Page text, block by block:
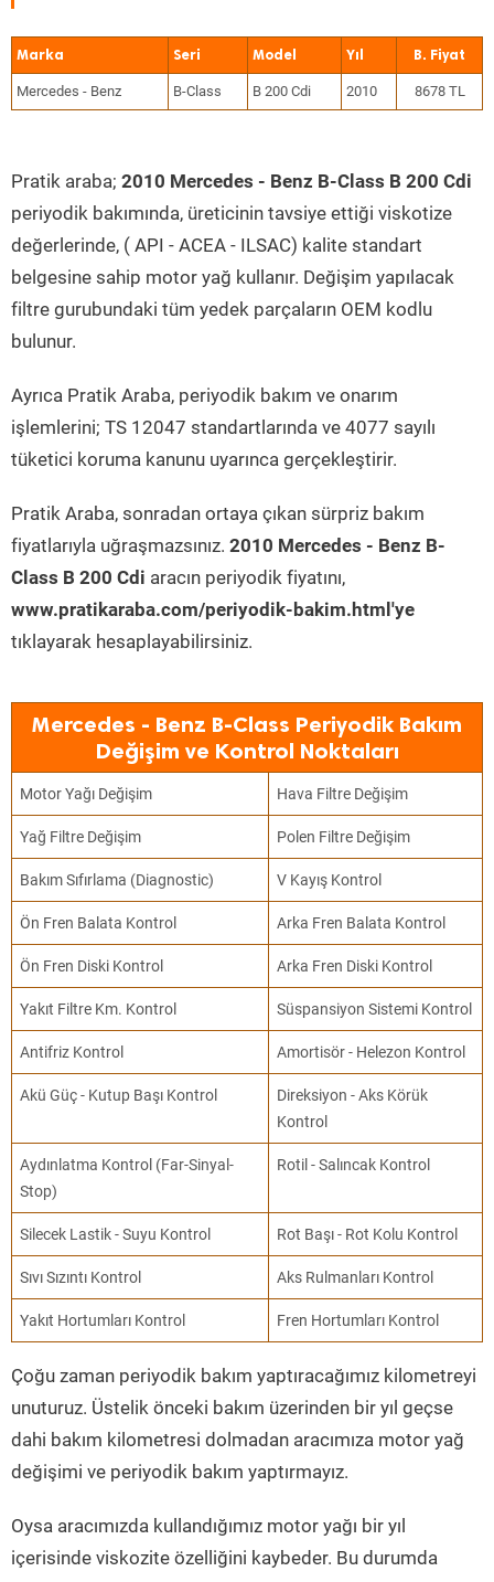
Marka Seri Model Yıl
Mercedes - Benz B-Class B 200 Cdi 2010 8678 TL
Pratik araba; 2010 Mercedes - Benz B-Class B 200 Cdi
periyodik bakımında, üreticinin tavsiye ettiği viskotize
değerlerinde, ( API - ACEA - ILSAC) kalite standart
belgesine sahip motor yağ kullanır. Değişim yapılacak
filtre gurubundaki tüm yedek parçaların OEM kodlu
bulunur.
Ayrıca Pratik Araba, periyodik bakım ve onarım
işlemlerini; TS 12047 standartlarında ve 4077 sayılı
tüketici koruma kanunu uyarınca gerçekleştirir.
Pratik Araba, sonradan ortaya çıkan sürpriz bakım
fiyatlarıyla uğraşmazsınız. 2010 Mercedes - Benz B-
Class B 200 Cdi aracın periyodik fiyatını,
www.pratikaraba.com/periyodik-bakim.html'ye
tıklayarak hesaplayabilirsiniz.
Mercedes - Benz B-Class Periyodik Bakım
Değişim ve Kontrol Noktaları
Motor Yağı Değişim Hava Filtre Değişim
Yağ Filtre Değişim Polen Filtre Değişim
Bakım Sıfırlama (Diagnostic) V Kayış Kontrol
Ön Fren Balata Kontrol Arka Fren Balata Kontrol
Ön Fren Diski Kontrol Arka Fren Diski Kontrol
Yakıt Filtre Km. Kontrol Süspansiyon Sistemi Kontrol
Antifriz Kontrol Amortisör - Helezon Kontrol
Akü Güç - Kutup Başı Kontrol
Direksiyon - Aks Körük
Kontrol
Aydınlatma Kontrol (Far-Sinyal-
Stop)
Rotil - Salıncak Kontrol
Silecek Lastik - Suyu Kontrol Rot Başı - Rot Kolu Kontrol
Sıvı Sızıntı Kontrol Aks Rulmanları Kontrol
Yakıt Hortumları Kontrol Fren Hortumları Kontrol
Çoğu zaman periyodik bakım yaptıracağımız kilometreyi
unuturuz. Üstelik önceki bakım üzerinden bir yıl geçse
dahi bakım kilometresi dolmadan aracımıza motor yağ
değişimi ve periyodik bakım yaptırmayız.
Oysa aracımızda kullandığımız motor yağı bir yıl
içerisinde viskozite özelliğini kaybeder. Bu durumda